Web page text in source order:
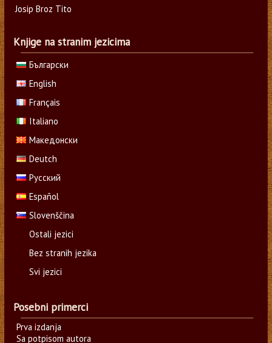
Josip Broz Tito
Knjige na stranim jezicima
Български
English
Français
Italiano
Македонски
Deutch
Русский
Español
Slovenščina
Ostali jezici
Bez stranih jezika
Svi jezici
Posebni primerci
Prva izdanja
Sa potpisom autora